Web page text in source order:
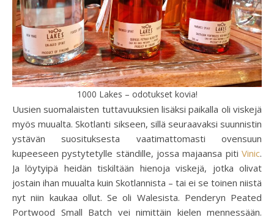
1000 Lakes – odotukset kovia!
Uusien suomalaisten tuttavuuksien lisäksi paikalla oli viskejä
myös muualta. Skotlanti sikseen, sillä seuraavaksi suunnistin
ystävän suosituksesta vaatimattomasti ovensuun
kupeeseen pystytetylle ständille, jossa majaansa piti Vinic.
Ja löytyipä heidän tiskiltään hienoja viskejä, jotka olivat
jostain ihan muualta kuin Skotlannista – tai ei se toinen niistä
nyt niin kaukaa ollut. Se oli Walesista. Penderyn Peated
Portwood Small Batch vei nimittäin kielen mennessään.